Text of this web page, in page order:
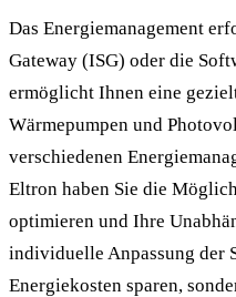
Das Energiemanagement
Gateway (ISG) oder die
ermöglicht Ihnen eine
Wärmepumpen und
verschiedenen
Eltron haben Sie die
optimieren und Ihre
individuelle Anpassung der
Energiekosten sparen,